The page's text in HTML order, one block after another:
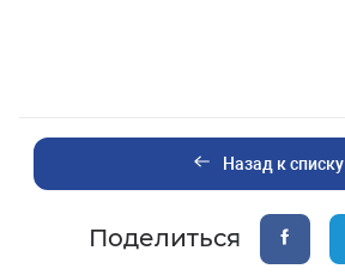
Назад к списку
Поделиться